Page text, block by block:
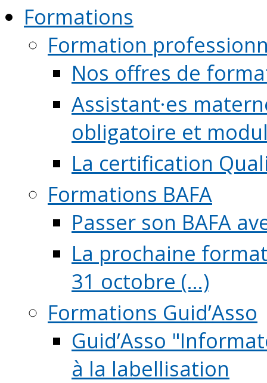
Formations
Formation
Nos offres de
Assistant·es
obligatoire et
La certification
Formations BAFA
Passer son BAFA
La prochaine
31 octobre (...)
Formations Guid’Asso
Guid’Asso
à la labellisation